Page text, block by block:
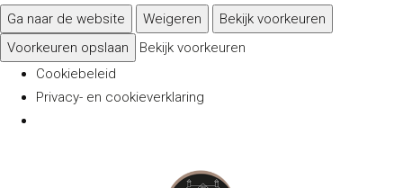
Ga naar de website Weigeren
Bekijk voorkeuren
Voorkeuren opslaan
Bekijk voorkeuren
Cookiebeleid
Privacy- en cookieverklaring